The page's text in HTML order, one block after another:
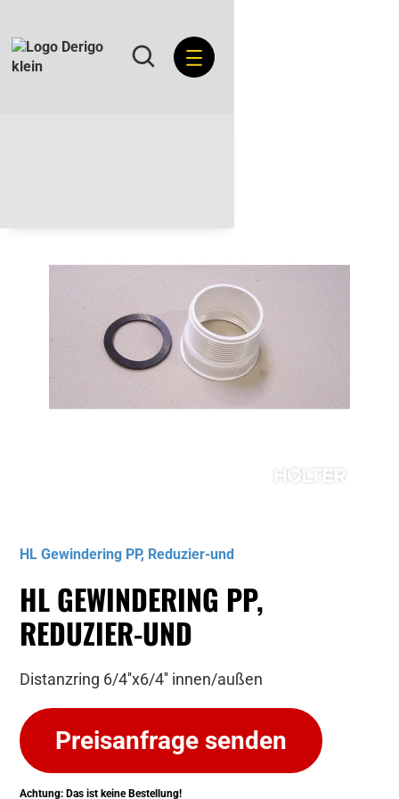
HL Gewindering PP, Reduzier-und
HL GEWINDERING PP,
REDUZIER-UND
Distanzring 6/4''x6/4'' innen/außen
Preisanfrage senden
Achtung: Das ist keine Bestellung!